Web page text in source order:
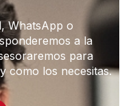
WhatsApp o
a la
para
como los necesitas.